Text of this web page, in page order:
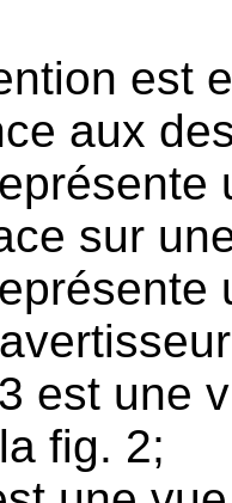
est
aux
sur
est une
fig. 2;